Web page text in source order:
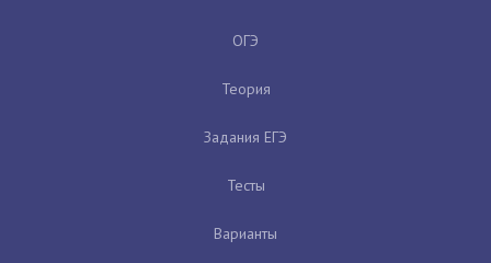
ОГЭ
Теория
Задания ЕГЭ
Тесты
Варианты